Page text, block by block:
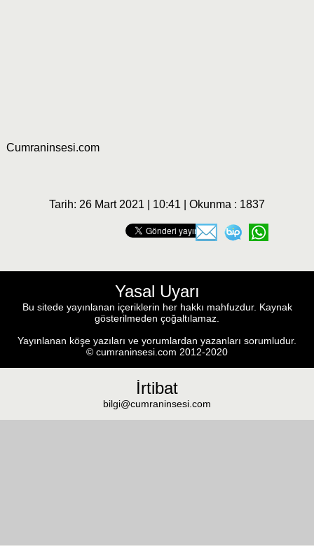
Cumraninsesi.com
Tarih: 26 Mart 2021 | 10:41 | Okunma : 1837
Yasal Uyarı
Bu sitede yayınlanan içeriklerin her hakkı mahfuzdur. Kaynak
gösterilmeden çoğaltılamaz.
Yayınlanan köşe yazıları ve yorumlardan yazanları sorumludur.
© cumraninsesi.com 2012-2020
İrtibat
bilgi@cumraninsesi.com